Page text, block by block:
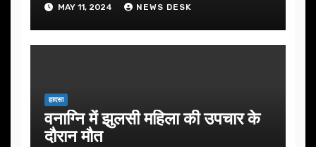
MAY 11, 2024 NEWS DESK
हादसा
वनाग्नि में झुलसी महिला की उपचार के
दौरान मौत